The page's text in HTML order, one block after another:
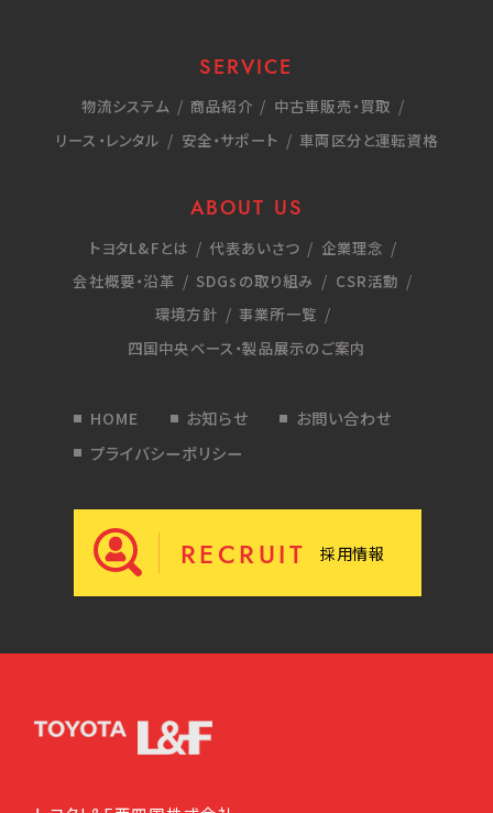
SERVICE
物流システム 商品紹介
中古車販売・買取
リース・レンタル
安全・サポート 車両区分と運転資格
ABOUT US
トヨタL&Fとは 代表あいさつ
企業理念
会社概要・沿革
SDGsの取り組み
CSR活動
環境方針
事業所一覧
四国中央ベース・製品展示のご案内
HOME お知らせ
お問い合わせ
プライバシーポリシー
RECRUIT 採用情報